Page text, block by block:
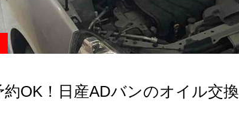
約OK！日産ADバンのオイル交換